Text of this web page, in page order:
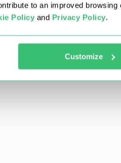
to an improved
Policy and Privacy Policy.
Customize
satın almak mümkün mü?
sürede kullanmaya
miyim?